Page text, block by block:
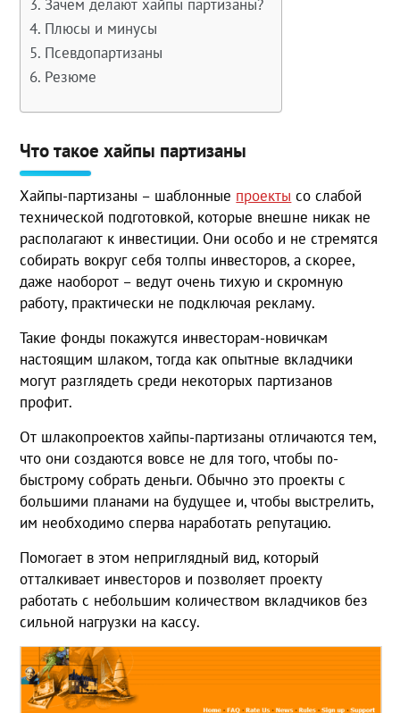
Зачем делают хайпы партизаны?
Плюсы и минусы
Псевдопартизаны
Резюме
Что такое хайпы партизаны
Хайпы-партизаны – шаблонные проекты со слабой
технической подготовкой, которые внешне никак не
располагают к инвестиции. Они особо и не стремятся
собирать вокруг себя толпы инвесторов, а скорее,
даже наоборот – ведут очень тихую и скромную
работу, практически не подключая рекламу.
Такие фонды покажутся инвесторам-новичкам
настоящим шлаком, тогда как опытные вкладчики
могут разглядеть среди некоторых партизанов
профит.
От шлакопроектов хайпы-партизаны отличаются тем,
что они создаются вовсе не для того, чтобы по-
быстрому собрать деньги. Обычно это проекты с
большими планами на будущее и, чтобы выстрелить,
им необходимо сперва наработать репутацию.
Помогает в этом неприглядный вид, который
отталкивает инвесторов и позволяет проекту
работать с небольшим количеством вкладчиков без
сильной нагрузки на кассу.